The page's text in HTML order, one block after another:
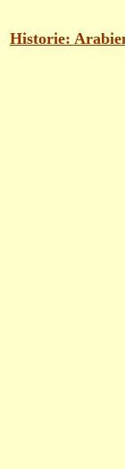
Historie: